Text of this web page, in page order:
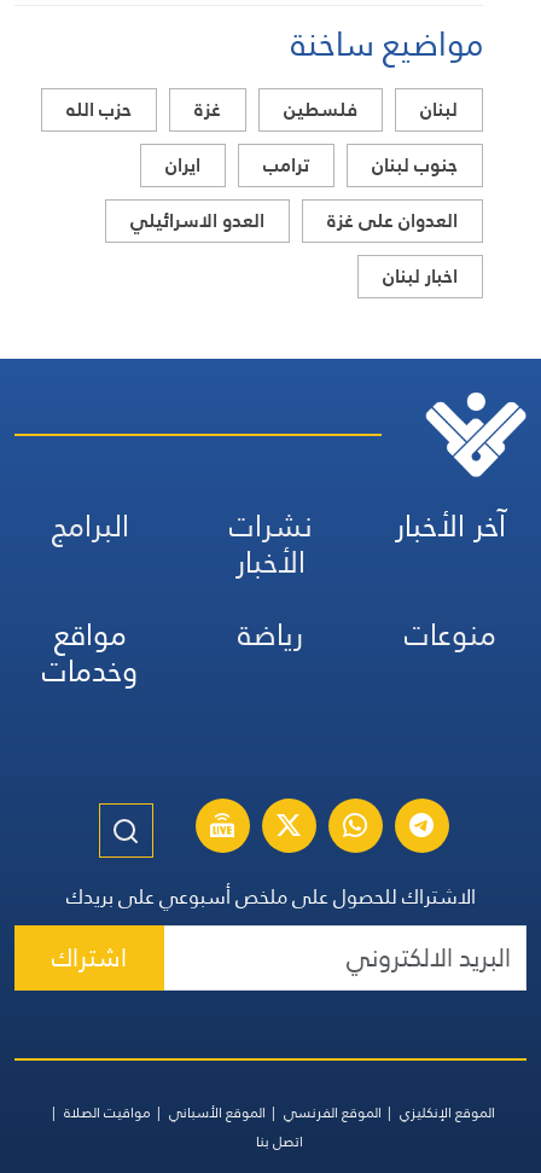
مواضيع ساخنة
لبنان فلسطين
حزب الله
جنوب لبنان
ترامب
ايران
العدوان على غزة
العدو الاسرائيلي
اخبار لبنان
آخر الأخبار نشرات
الأخبار
البرامج
منوعات
رياضة مواقع
وخدمات
الاشتراك للحصول على ملخص أسبوعي على بريدك
اشتراك
الموقع الإنكليزي الموقع الفرنسي الموقع الأسباني
مواقيت الصلاة
اتصل بنا